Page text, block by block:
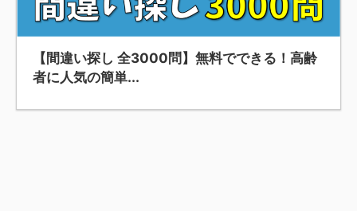
【間違い探し 全3000問】無料でできる！高齢
者に人気の簡単...